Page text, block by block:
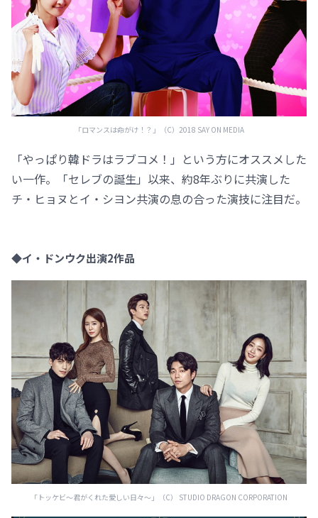
「ロマンスは命がけ！？」（C）2018 SAY ON MEDIA
「やっぱり韓ドラはラブコメ！」という方にオススメした
い一作。「セレブの誕生」以来、約8年ぶりに共演した
チ・ヒョヌとイ・シヨン共演の息の合った演技に注目だ。
◆イ・ドンウク出演2作品
「トッケビ～君がくれた愛しい日々～」（C） STUDIO DRAGON CORPORATION